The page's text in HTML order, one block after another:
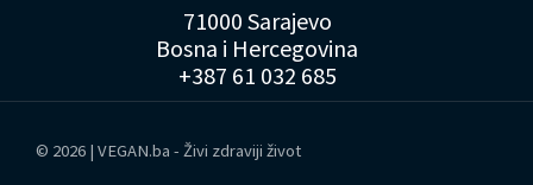
71000 Sarajevo
Bosna i Hercegovina
+387 61 032 685
© 2026 | VEGAN.ba - Živi zdraviji život